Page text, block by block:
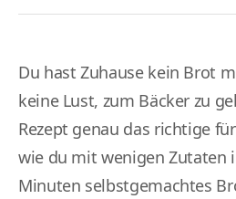
Du hast Zuhause kein Brot
keine Lust, zum Bäcker zu
Rezept genau das richtige
wie du mit wenigen Zutaten
Minuten selbstgemachtes